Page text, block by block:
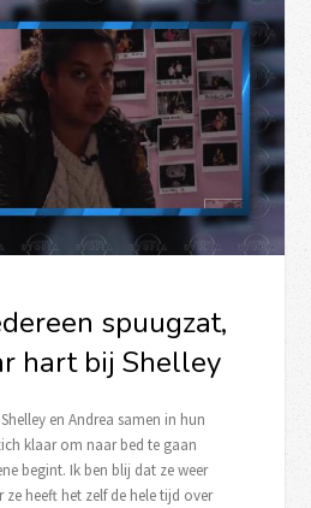
spuugzat,
hart bij Shelley
en Andrea samen in hun
klaar om naar bed te gaan
begint. Ik ben blij dat ze weer
heeft het zelf de hele tijd over